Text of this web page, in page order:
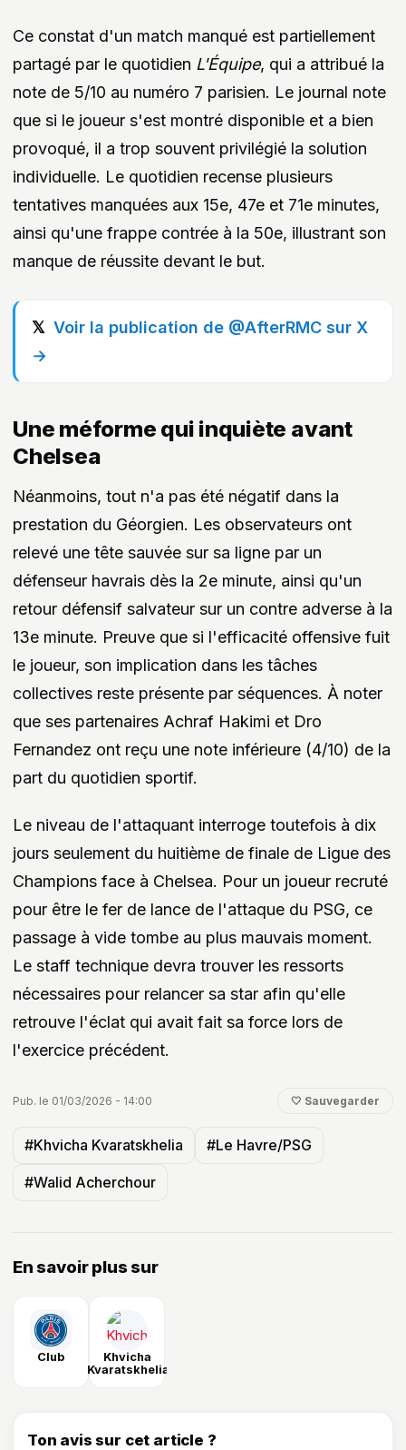
Ce constat d'un match manqué est partiellement
partagé par le quotidien L'Équipe, qui a attribué la
note de 5/10 au numéro 7 parisien. Le journal note
que si le joueur s'est montré disponible et a bien
provoqué, il a trop souvent privilégié la solution
individuelle. Le quotidien recense plusieurs
tentatives manquées aux 15e, 47e et 71e minutes,
ainsi qu'une frappe contrée à la 50e, illustrant son
manque de réussite devant le but.
Voir la publication de @AfterRMC sur X
→
Une méforme qui inquiète avant
Chelsea
Néanmoins, tout n'a pas été négatif dans la
prestation du Géorgien. Les observateurs ont
relevé une tête sauvée sur sa ligne par un
défenseur havrais dès la 2e minute, ainsi qu'un
retour défensif salvateur sur un contre adverse à la
13e minute. Preuve que si l'efficacité offensive fuit
le joueur, son implication dans les tâches
collectives reste présente par séquences. À noter
que ses partenaires Achraf Hakimi et Dro
Fernandez ont reçu une note inférieure (4/10) de la
part du quotidien sportif.
Le niveau de l'attaquant interroge toutefois à dix
jours seulement du huitième de finale de Ligue des
Champions face à Chelsea. Pour un joueur recruté
pour être le fer de lance de l'attaque du PSG, ce
passage à vide tombe au plus mauvais moment.
Le staff technique devra trouver les ressorts
nécessaires pour relancer sa star afin qu'elle
retrouve l'éclat qui avait fait sa force lors de
l'exercice précédent.
Pub. le 01/03/2026 - 14:00 🤍 Sauvegarder
#Khvicha Kvaratskhelia #Le Havre/PSG
#Walid Acherchour
En savoir plus sur
Club
Khvicha
Kvaratskhelia
Ton avis sur cet article ?